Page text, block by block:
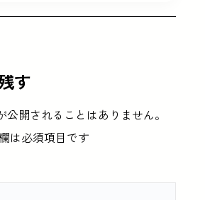
す
公開されることはありません。
は必須項目です